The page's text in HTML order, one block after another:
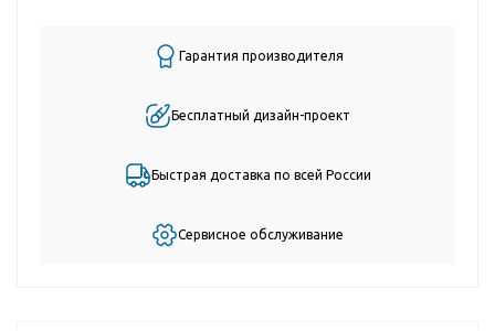
Гарантия производителя
Бесплатный дизайн-проект
Быстрая доставка по всей России
Сервисное обслуживание